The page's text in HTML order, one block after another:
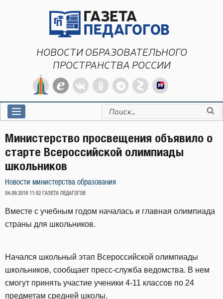
НОВОСТИ ОБРАЗОВАТЕЛЬНОГО
ПРОСТРАНСТВА РОССИИ
Искать:
Министерство просвещения объявило о
старте Всероссийской олимпиады
школьников
Новости министерства образования
ОПУБЛИКОВАНО
04.09.2018 11:52 ГАЗЕТА ПЕДАГОГОВ
Вместе с учебным годом началась и главная олимпиада
страны для школьников.
Начался школьный этап Всероссийской олимпиады
школьников, сообщает пресс-служба ведомства. В нем
смогут принять участие ученики 4-11 классов по 24
предметам средней школы.